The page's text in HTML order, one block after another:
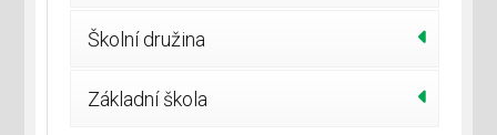
Školní družina
Základní škola